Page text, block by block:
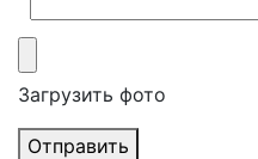
Загрузить фото
Отправить